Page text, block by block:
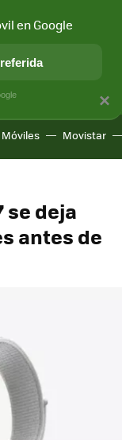
APLICACIONES
Móviles Movistar
se deja
antes de
×
en Google